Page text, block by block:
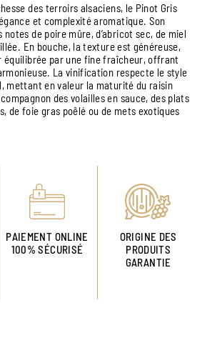
des terroirs alsaciens, le Pinot Gris
et complexité aromatique. Son
de poire mûre, d’abricot sec, de miel
En bouche, la texture est généreuse,
équilibrée par une fine fraîcheur, offrant
La vinification respecte le style
mettant en valeur la maturité du raisin
des volailles en sauce, des plats
de foie gras poêlé ou de mets exotiques
PAIEMENT ONLINE
100% SÉCURISÉ
ORIGINE DES
PRODUITS
GARANTIE